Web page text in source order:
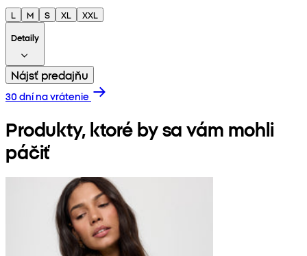
L M S XL
XXL
Detaily
Nájsť predajňu
30 dní na vrátenie
Produkty, ktoré by sa vám mohli
páčiť